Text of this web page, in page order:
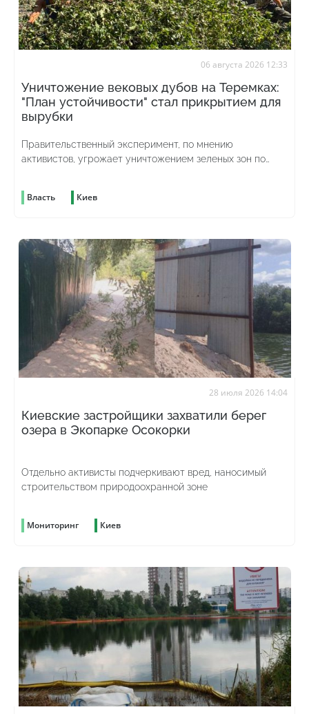
06 августа 2026 12:33
Уничтожение вековых дубов на Теремках:
"План устойчивости" стал прикрытием для
вырубки
Правительственный эксперимент, по мнению
активистов, угрожает уничтожением зеленых зон по
Власть Киев
28 июля 2026 14:04
Киевские застройщики захватили берег
озера в Экопарке Осокорки
Отдельно активисты подчеркивают вред, наносимый
строительством природоохранной зоне
Мониторинг Киев